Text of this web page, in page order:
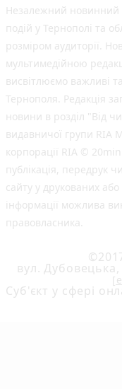
Незалежний новинний
подій у Тернополі та
розміром аудиторії.
мультимедійною
висвітлюємо важливі
Тернополя. Редакція
новини в розділ "Від
видавничої групи RIA
корпорації RIA ©
публiкацiя, передрук
сайту у друкованих
інформації можлива
правовласника.
вул.
Cуб'єкт у сфері